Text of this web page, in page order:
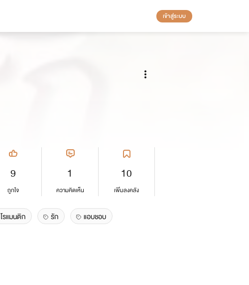
เข้าสู่ระบบ
9
ถูกใจ
1
ความคิดเห็น
10
เพิ่มลงคลัง
โรแมนติก รัก แอบชอบ